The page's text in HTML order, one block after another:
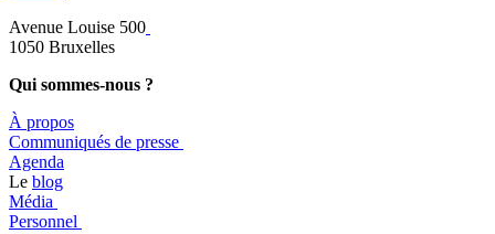
Avenue Louise 500
​1050 Bruxelles
Qui sommes-nous ?
À propos
​​Communiqués de presse
​Agenda
​​Le blog
​Média
Personnel